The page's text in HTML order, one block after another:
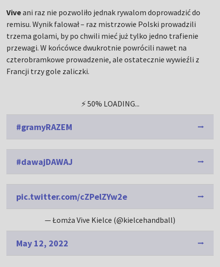
Viveani raz nie pozwoliło jednak rywalom doprowadzić do
remisu. Wynik falował – raz mistrzowie Polski prowadzili
trzema golami, by po chwili mieć już tylko jedno trafienie
przewagi. W końcówce dwukrotnie powrócili nawet na
czterobramkowe prowadzenie, ale ostatecznie wywieźli z
Francji trzy gole zaliczki.
⚡ 50% LOADING...
#gramyRAZEM
#dawajDAWAJ
pic.twitter.com/cZPelZYw2e
— Łomża Vive Kielce (@kielcehandball)
May 12, 2022